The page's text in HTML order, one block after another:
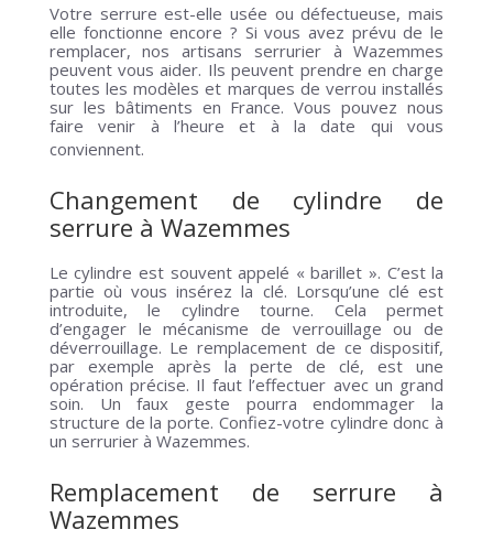
Votre serrure est-elle usée ou défectueuse, mais
elle fonctionne encore ? Si vous avez prévu de le
remplacer, nos artisans serrurier à Wazemmes
peuvent vous aider. Ils peuvent prendre en charge
toutes les modèles et marques de verrou installés
sur les bâtiments en France. Vous pouvez nous
faire venir à l’heure et à la date qui vous
conviennent.
Changement de cylindre de
serrure à Wazemmes
Le cylindre est souvent appelé « barillet ». C’est la
partie où vous insérez la clé. Lorsqu’une clé est
introduite, le cylindre tourne. Cela permet
d’engager le mécanisme de verrouillage ou de
déverrouillage. Le remplacement de ce dispositif,
par exemple après la perte de clé, est une
opération précise. Il faut l’effectuer avec un grand
soin. Un faux geste pourra endommager la
structure de la porte. Confiez-votre cylindre donc à
un serrurier à Wazemmes.
Remplacement de serrure à
Wazemmes